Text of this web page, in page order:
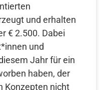
und erhalten
€ 2.500. Dabei
und
Jahr für ein
haben, der
Konzepten nicht